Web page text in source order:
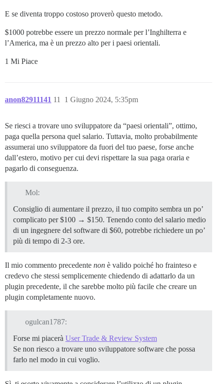
E se diventa troppo costoso proverò questo metodo.
$1000 potrebbe essere un prezzo normale per l’Inghilterra e
l’America, ma è un prezzo alto per i paesi orientali.
1 Mi Piace
anon82911141 1 Giugno 2024, 5:35pm
11
Se riesci a trovare uno sviluppatore da “paesi orientali”, ottimo,
paga quella persona quel salario. Tuttavia, molto probabilmente
assumerai uno sviluppatore da fuori del tuo paese, forse anche
dall’estero, motivo per cui devi rispettare la sua paga oraria e
pagarlo di conseguenza.
Mol:
Consiglio di aumentare il prezzo, il tuo compito sembra un po’
complicato per $100 → $150. Tenendo conto del salario medio
di un ingegnere del software di $60, potrebbe richiedere un po’
più di tempo di 2-3 ore.
Il mio commento precedente non è valido poiché ho frainteso e
credevo che stessi semplicemente chiedendo di adattarlo da un
plugin precedente, il che sarebbe molto più facile che creare un
plugin completamente nuovo.
ogulcan1787:
Forse mi piacerà User Trade & Review System
Se non riesco a trovare uno sviluppatore software che possa
farlo nel modo in cui voglio.